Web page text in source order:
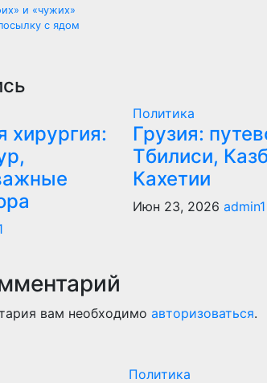
и «чужих»
с ядом
хирургия:
Политика
Грузия:
Тбилиси,
Кахетии
Июн 23, 2026admin1
вам необходимо авторизоваться.
Политика